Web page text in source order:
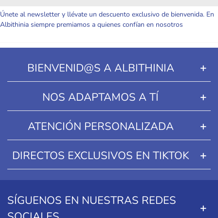
Únete al newsletter y llévate un descuento exclusivo de bienvenida. En
Albithinia siempre premiamos a quienes confían en nosotros
BIENVENID@S A ALBITHINIA
NOS ADAPTAMOS A TÍ
ATENCIÓN PERSONALIZADA
DIRECTOS EXCLUSIVOS EN TIKTOK
SÍGUENOS EN NUESTRAS REDES